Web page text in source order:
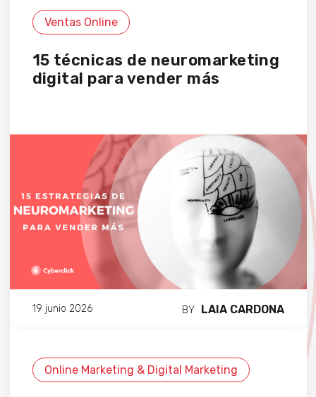
Ventas Online
15 técnicas de neuromarketing
digital para vender más
19 junio 2026 BY LAIA CARDONA
Online Marketing & Digital Marketing